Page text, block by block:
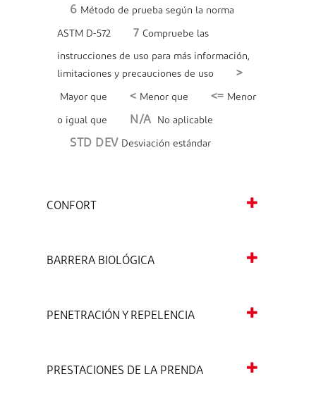
6 Método de prueba según la norma
ASTM D-572 7 Compruebe las
instrucciones de uso para más información,
limitaciones y precauciones de uso
>
Mayor que < Menor que <= Menor
o igual que N/A No aplicable
STD DEV Desviación estándar
CONFORT
BARRERA BIOLÓGICA
PENETRACIÓN Y REPELENCIA
PRESTACIONES DE LA PRENDA